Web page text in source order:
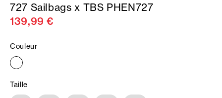
727 Sailbags x TBS PHEN727
139,99 €
Couleur
Taille